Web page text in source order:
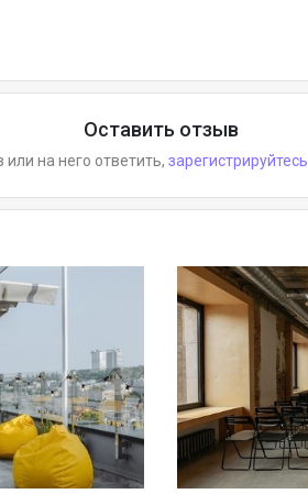
Оставить отзыв
на него ответить, зарегистрируйтесь